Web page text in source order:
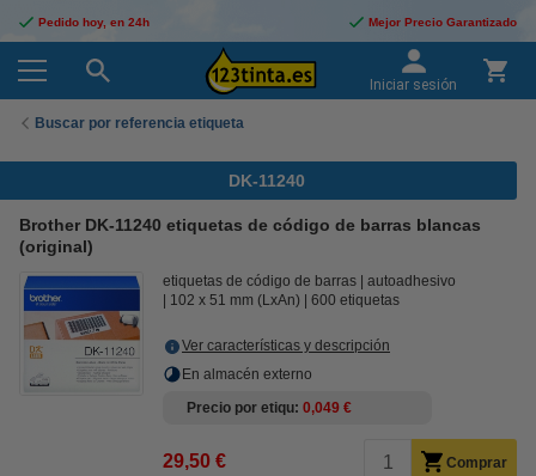
Pedido hoy, en 24h Mejor Precio Garantizado
Iniciar sesión
Buscar por referencia etiqueta
DK-11240
Brother DK-11240 etiquetas de código de barras blancas
(original)
etiquetas de código de barras
autoadhesivo
102 x 51 mm (LxAn)
600 etiquetas
Ver características y descripción
En almacén externo
Precio por etiqu 0,049 €
29,50 € Comprar